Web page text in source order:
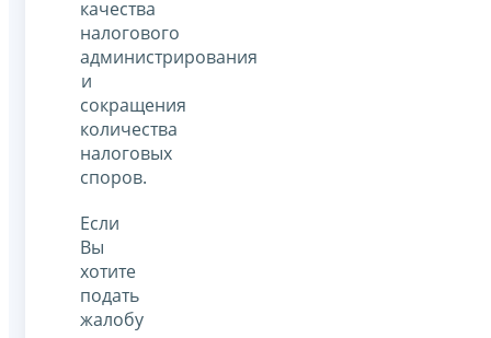
качества
налогового
администрирования
и
сокращения
количества
налоговых
споров.
Если
Вы
хотите
подать
жалобу